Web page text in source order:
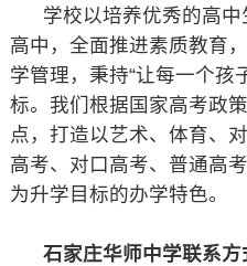
学校以培养优秀的高中
高中，全面推进素质教育
学管理，秉持“让每一个孩
标。我们根据国家高考政
点，打造以艺术、体育、
高考、对口高考、普通高
为升学目标的办学特色。
石家庄华师中学联系方